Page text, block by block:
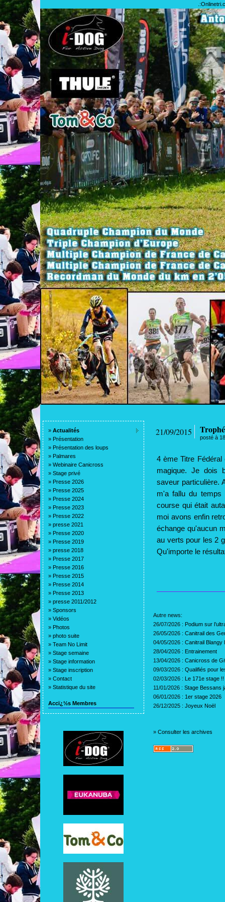
.:
» Actualités
» Présentation
» Présentation des loups
» Palmares
» Webinaire Canicross
» Stage privé
» Presse 2026
» Presse 2025
» Presse 2024
» Presse 2023
» Presse 2022
» presse 2021
» Presse 2020
» Presse 2019
» presse 2018
» Presse 2017
» Presse 2016
» Presse 2015
» Presse 2014
» Presse 2013
» presse 2011/2012
» Sponsors
» Vidéos
» Photos
» photo suite
» Team No Limit
» Stage semaine
» Stage information
» Stage inscription
» Contact
» Statistique du site
Accï¿½s Membres
21/09/2015
posté à
4 ème Titre
magique. Je dois
saveur particulière.
m'a fallu du temps
course qui était
moi avons enfin
échange qu'aucun
au verts pour les 2
Qu'importe le
Autre news:
26/07/2026 : Podium sur
26/05/2026 : Canitrail des
04/05/2026 : Canitrail Blangy
28/04/2026 : Entrainement
13/04/2026 : Canicross de
09/03/2026 : Qualifiés pour
02/03/2026 : Le 171e stage !!
11/01/2026 : Stage Bessans
06/01/2026 : 1er stage 2026
26/12/2025 : Joyeux Noël
» Consulter les archives